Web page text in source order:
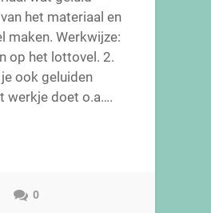
het materiaal en
maken. Werkwijze:
op het lottovel. 2.
ook geluiden
werkje doet o.a….
0